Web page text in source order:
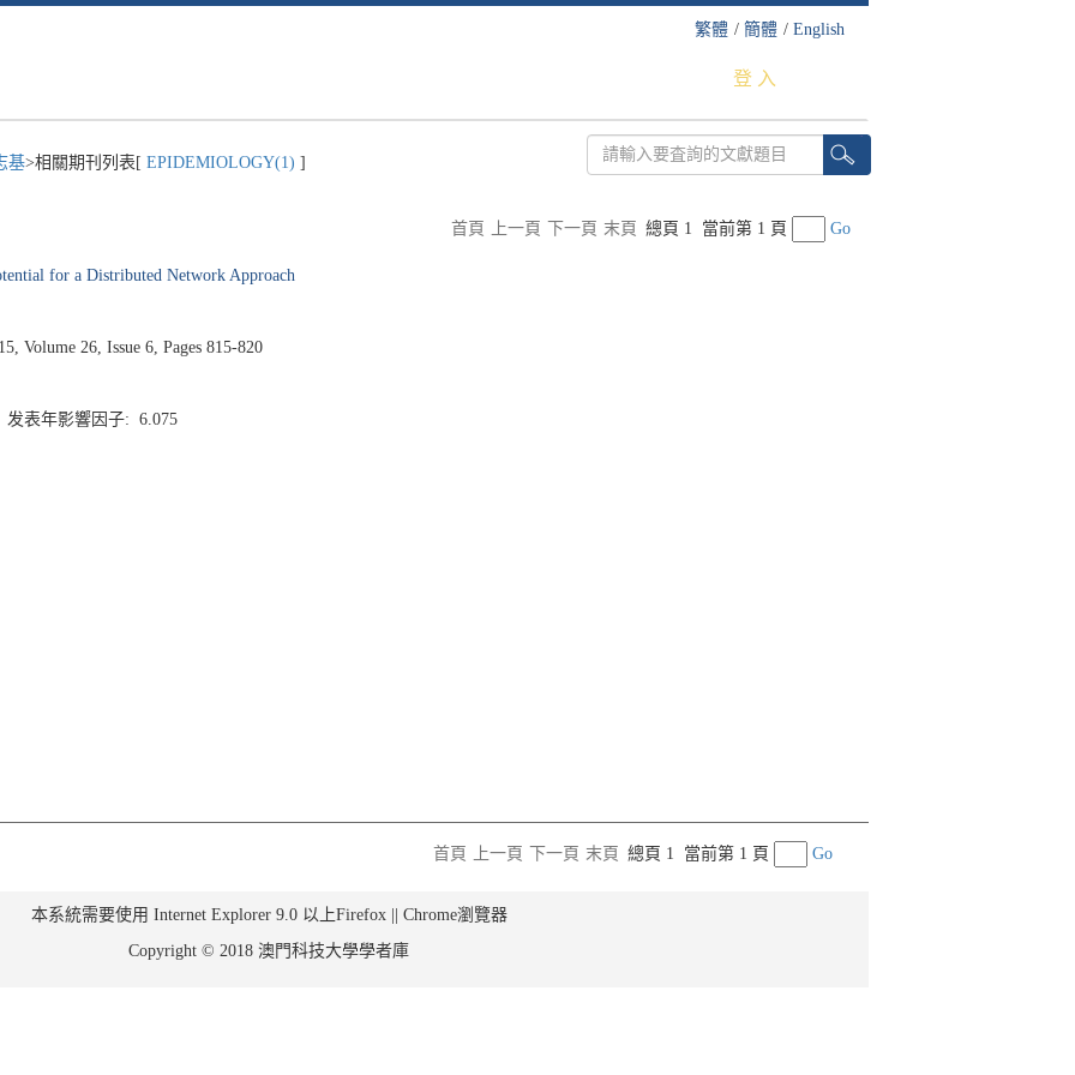
繁體 / 簡體 / English
登 入
基>相關期刊列表[ EPIDEMIOLOGY(1) ]
首頁 上一頁 下一頁 末頁 總頁 1 當前第 1 頁 Go
for a Distributed Network Approach
Volume 26, Issue 6, Pages 815-820
表年影響因子: 6.075
首頁
上一頁 下一頁 末頁 總頁 1 當前第 1 頁 Go
本系統需要使用 Internet Explorer 9.0 以上Firefox || Chrome瀏覽器
Copyright © 2018 澳門科技大學學者庫